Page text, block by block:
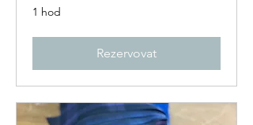
1 hod
Rezervovat